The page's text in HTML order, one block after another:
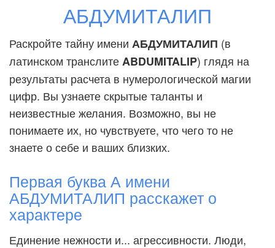
АБДУМИТАЛИП
Раскройте тайну имени АБДУМИТАЛИП (в
латинском транслитеABDUMITALIP) глядя на
результаты расчета в нумерологической магии
цифр. Вы узнаете скрытые таланты и
неизвестные желания. Возможно, вы не
понимаете их, но чувствуете, что чего то не
знаете о себе и ваших близких.
Первая буква А имени
АБДУМИТАЛИП расскажет о
характере
Единение нежности и... агрессивности. Люди,